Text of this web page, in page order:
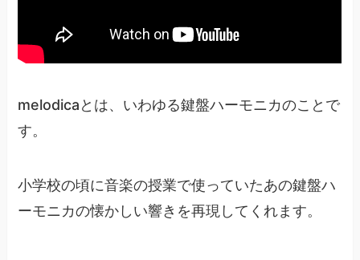
melodicaとは、いわゆる鍵盤ハーモニカのことで
す。
小学校の頃に音楽の授業で使っていたあの鍵盤ハ
ーモニカの懐かしい響きを再現してくれます。